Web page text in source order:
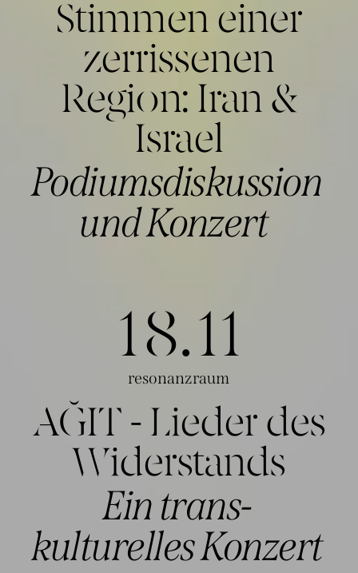
Stimmen einer
zerrissenen
Region: Iran &
Israel
Podiumsdiskussion
und Konzert
18.11
resonanzraum
AĞIT - Lieder des
Widerstands
Ein trans-
kulturellesKonzert